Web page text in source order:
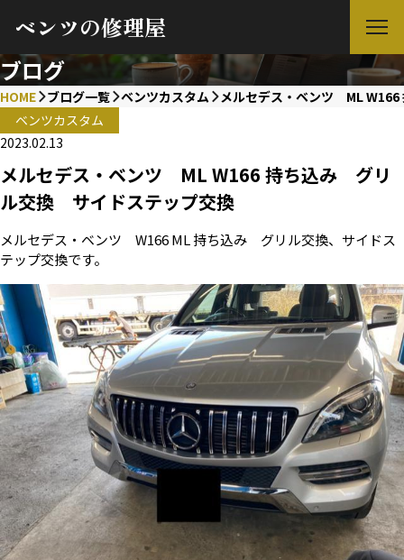
ベンツの修理屋
ブログ
HOME ブログ一覧 ベンツカスタム
メルセデス・ベンツ ML
ベンツカスタム
2023.02.13
メルセデス・ベンツ ML W166 持ち込み グリ
ル交換 サイドステップ交換
メルセデス・ベンツ W166 ML 持ち込み グリル交換、サイドス
テップ交換です。